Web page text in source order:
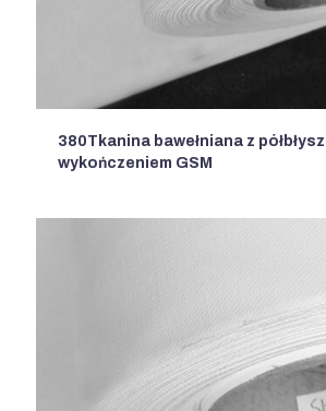
380Tkanina bawełniana z
wykończeniem GSM